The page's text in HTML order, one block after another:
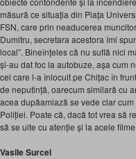
măsură ce situația din Piața
FSN, care prin neaducerea
Dumitru, secretara acestora îmi
local”. Bineînțeles că nu suflă nici
și-au dat foc la autobuze, așa cum
cel care l-a înlocuit pe Chițac în
de neputință, oarecum similară cu
acea dupăamiază se vede clar
Poliției. Poate că, dacă tot vrea să
să se uite cu atenție și la acele filme.
Vasile Surcel